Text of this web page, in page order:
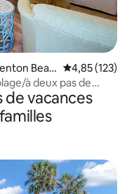
Beac
Évaluation
4,85 (123)
à deux pas de
de vacances
appréciés